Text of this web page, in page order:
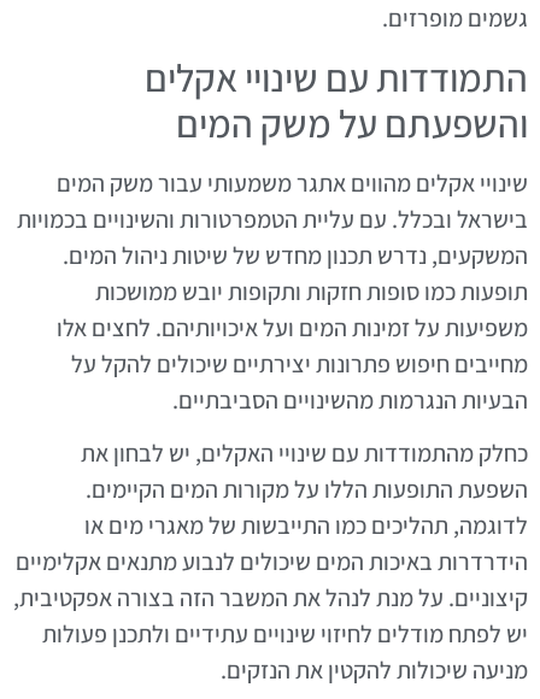
גשמים מופרזים.
התמודדות עם שינויי אקלים
והשפעתם על משק המים
שינויי אקלים מהווים אתגר משמעותי עבור משק המים
בישראל ובכלל. עם עליית הטמפרטורות והשינויים בכמויות
המשקעים, נדרש תכנון מחדש של שיטות ניהול המים.
תופעות כמו סופות חזקות ותקופות יובש ממושכות
משפיעות על זמינות המים ועל איכויותיהם. לחצים אלו
מחייבים חיפוש פתרונות יצירתיים שיכולים להקל על
הבעיות הנגרמות מהשינויים הסביבתיים.
כחלק מהתמודדות עם שינויי האקלים, יש לבחון את
השפעת התופעות הללו על מקורות המים הקיימים.
לדוגמה, תהליכים כמו התייבשות של מאגרי מים או
הידרדרות באיכות המים שיכולים לנבוע מתנאים אקלימיים
קיצוניים. על מנת לנהל את המשבר הזה בצורה אפקטיבית,
יש לפתח מודלים לחיזוי שינויים עתידיים ולתכנן פעולות
מניעה שיכולות להקטין את הנזקים.